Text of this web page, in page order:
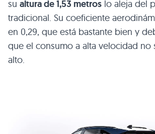
su altura de 1,53 metros lo aleja del
tradicional. Su coeficiente
en 0,29, que está bastante bien y
que el consumo a alta velocidad no
alto.